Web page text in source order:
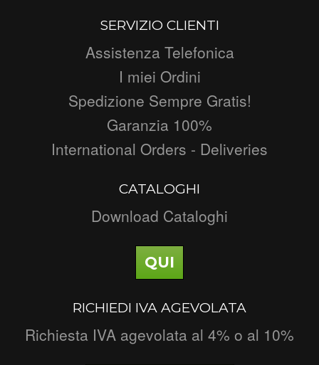
SERVIZIO CLIENTI
Assistenza Telefonica
I miei Ordini
Spedizione Sempre Gratis!
Garanzia 100%
International Orders - Deliveries
CATALOGHI
Download Cataloghi
QUI
RICHIEDI IVA AGEVOLATA
Richiesta IVA agevolata al 4% o al 10%